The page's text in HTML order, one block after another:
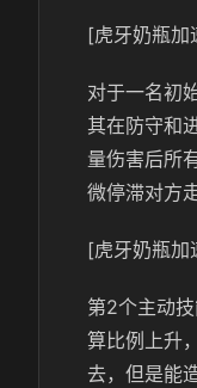
[虎牙奶瓶加
对于一名初
其在防守和
量伤害后所
微停滞对方
[虎牙奶瓶加
第2个主动
算比例上升
去，但是能